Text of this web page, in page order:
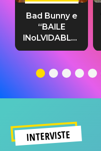
Bad Bunny e
“BAILE
INoLVIDABLE”:
testo,
significato
INTERVISTE